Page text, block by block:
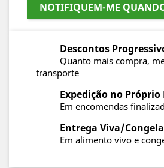
NOTIFIQUEM-ME
Descontos
Quanto mais compra,
transporte
Expedição no Próprio
Em encomendas
Entrega Viva/
Em alimento vivo e